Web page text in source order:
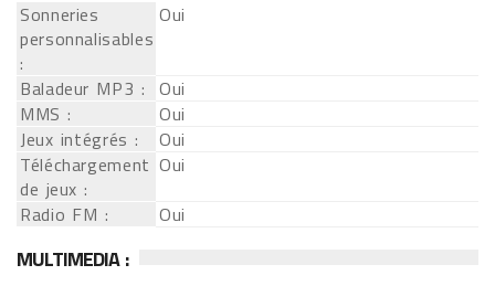
Sonneries
personnalisables
:
Oui
Baladeur MP3 : Oui
MMS :
Oui
Jeux intégrés :
Oui
Téléchargement
de jeux :
Oui
Radio FM :
Oui
MULTIMEDIA :